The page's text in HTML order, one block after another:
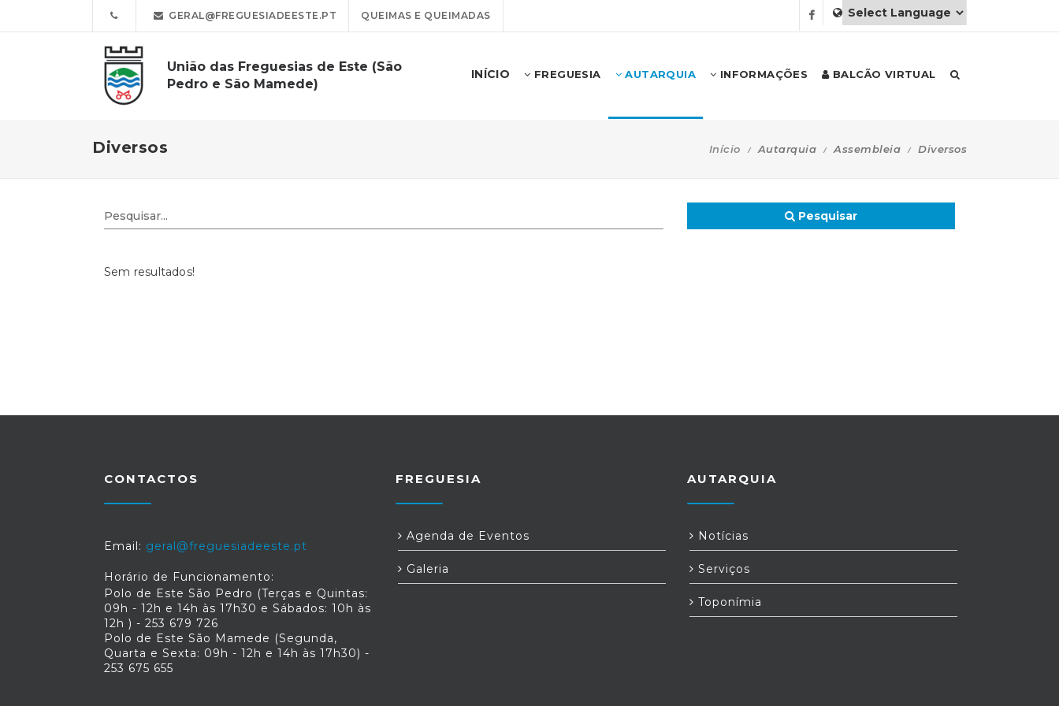
GERAL@FREGUESIADEESTE.PT QUEIMAS E QUEIMADAS
União das Freguesias de Este (São
Pedro e São Mamede)
INÍCIO FREGUESIA AUTARQUIA INFORMAÇÕES BALCÃO VIRTUAL
Diversos Início Autarquia Assembleia Diversos
Pesquisar
Sem resultados!
CONTACTOS
Email: geral@freguesiadeeste.pt
Horário de Funcionamento:
Polo de Este São Pedro (Terças e Quintas:
09h - 12h e 14h às 17h30 e Sábados: 10h às
12h ) - 253 679 726
Polo de Este São Mamede (Segunda,
Quarta e Sexta: 09h - 12h e 14h às 17h30) -
253 675 655
FREGUESIA
Agenda de Eventos
Galeria
AUTARQUIA
Notícias
Serviços
Toponímia